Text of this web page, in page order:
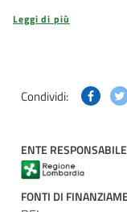
Leggi di più
Condividi:
ENTE RESPONSABILE
FONTI DI